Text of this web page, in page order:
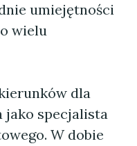
umiejętności
wielu
dla
jako specjalista
W dobie